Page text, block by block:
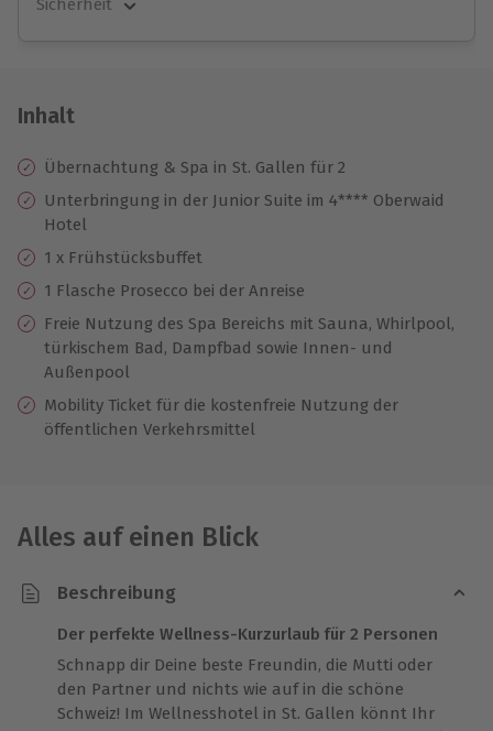
Sicherheit
Jeder Gutschein für alle Erlebnisse einlösbar.
10 Jahre gültig & verlängerbar.
Inhalt
Übernachtung & Spa in St. Gallen für 2
Unterbringung in der Junior Suite im 4**** Oberwaid
Hotel
1 x Frühstücksbuffet
1 Flasche Prosecco bei der Anreise
Freie Nutzung des Spa Bereichs mit Sauna, Whirlpool,
türkischem Bad, Dampfbad sowie Innen- und
Außenpool
Mobility Ticket für die kostenfreie Nutzung der
öffentlichen Verkehrsmittel
Alles auf einen Blick
Beschreibung
Der perfekte Wellness-Kurzurlaub für 2 Personen
Schnapp dir Deine beste Freundin, die Mutti oder
den Partner und nichts wie auf in die schöne
Schweiz! Im Wellnesshotel in St. Gallen könnt Ihr